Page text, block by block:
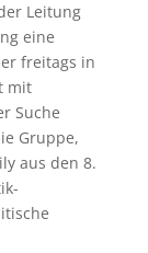
Leitung
eine
freitags in
mit
Suche
Gruppe,
aus den 8.